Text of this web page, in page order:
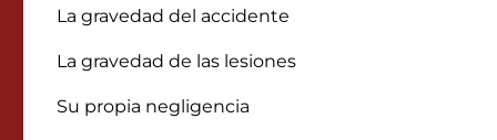
La gravedad del accidente
La gravedad de las lesiones
Su propia negligencia